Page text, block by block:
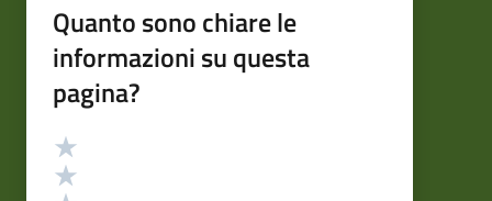
Quanto sono chiare le
informazioni su questa
pagina?
Valutazione